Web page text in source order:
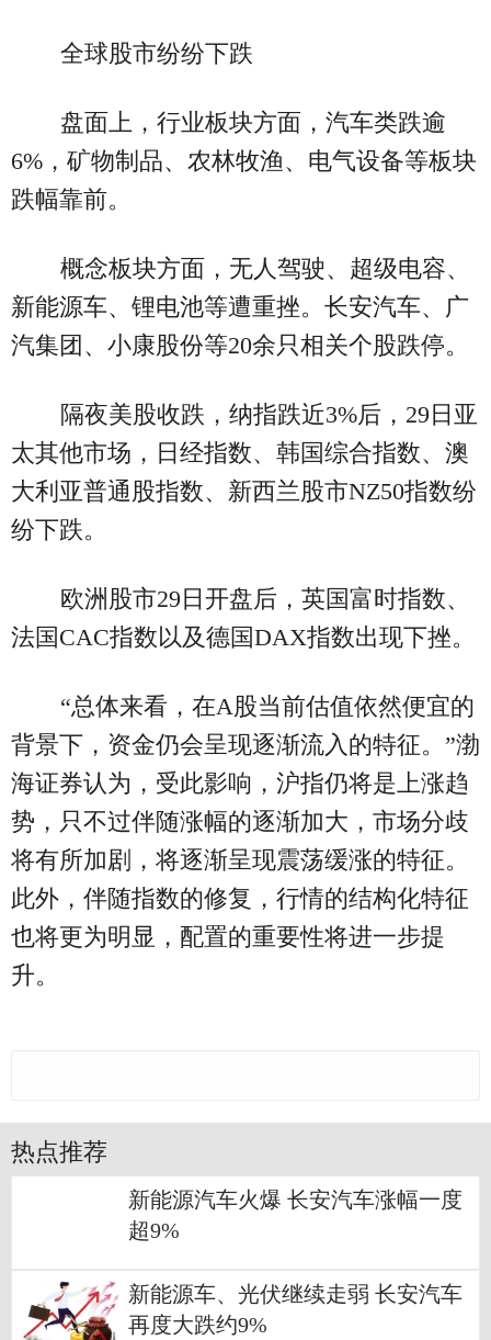
全球股市纷纷下跌
盘面上，行业板块方面，汽车类跌逾
6%，矿物制品、农林牧渔、电气设备等板块
跌幅靠前。
概念板块方面，无人驾驶、超级电容、
新能源车、锂电池等遭重挫。长安汽车、广
汽集团、小康股份等20余只相关个股跌停。
隔夜美股收跌，纳指跌近3%后，29日亚
太其他市场，日经指数、韩国综合指数、澳
大利亚普通股指数、新西兰股市NZ50指数纷
纷下跌。
欧洲股市29日开盘后，英国富时指数、
法国CAC指数以及德国DAX指数出现下挫。
“总体来看，在A股当前估值依然便宜的
背景下，资金仍会呈现逐渐流入的特征。”渤
海证券认为，受此影响，沪指仍将是上涨趋
势，只不过伴随涨幅的逐渐加大，市场分歧
将有所加剧，将逐渐呈现震荡缓涨的特征。
此外，伴随指数的修复，行情的结构化特征
也将更为明显，配置的重要性将进一步提
升。
热点推荐
新能源汽车火爆 长安汽车涨幅一度
超9%
新能源车、光伏继续走弱 长安汽车
再度大跌约9%